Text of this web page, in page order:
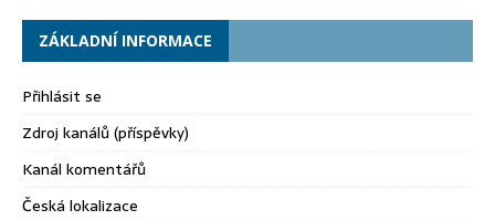
ZÁKLADNÍ INFORMACE
Přihlásit se
Zdroj kanálů (příspěvky)
Kanál komentářů
Česká lokalizace